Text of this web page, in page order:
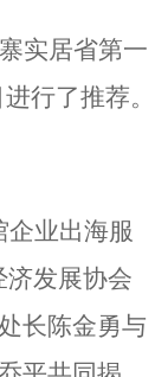
实居省第一
行了推荐。
企业出海服
济发展协会
长陈金勇与